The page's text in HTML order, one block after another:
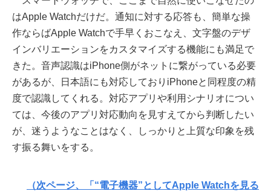
はApple Watchだけだ。通知に対する応答も、簡単な操
作ならばApple Watchで手早くおこなえ、文字盤のデザ
インバリエーションをカスタマイズする機能にも満足で
きた。音声認識はiPhone側がネットに繋がっている必要
があるが、日本語にも対応しておりiPhoneと同程度の精
度で認識してくれる。対応アプリや利用シナリオについ
ては、今後のアプリ対応動向を見すえてから判断したい
が、迷うようなことはなく、しっかりと上質な印象を残
す振る舞いをする。
（次ページ、「“電子機器”としてApple Watchを見る